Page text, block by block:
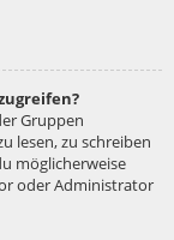
Gruppen
lesen, zu schreiben
möglicherweise
oder Administrator